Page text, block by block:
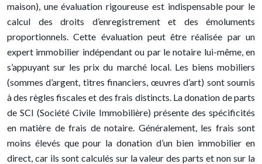
maison), une évaluation rigoureuse est indispensable pour le
calcul des droits d’enregistrement et des émoluments
proportionnels. Cette évaluation peut être réalisée par un
expert immobilier indépendant ou par le notaire lui-même, en
s’appuyant sur les prix du marché local. Les biens mobiliers
(sommes d’argent, titres financiers, œuvres d’art) sont soumis
à des règles fiscales et des frais distincts. La donation de parts
de SCI (Société Civile Immobilière) présente des spécificités
en matière de frais de notaire. Généralement, les frais sont
moins élevés que pour la donation d’un bien immobilier en
direct, car ils sont calculés sur la valeur des parts et non sur la